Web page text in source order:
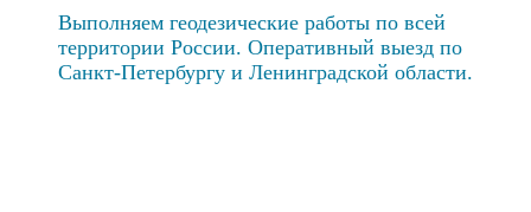
Выполняем геодезические работы по всей
территории России. Оперативный выезд по
Санкт-Петербургу и Ленинградской области.